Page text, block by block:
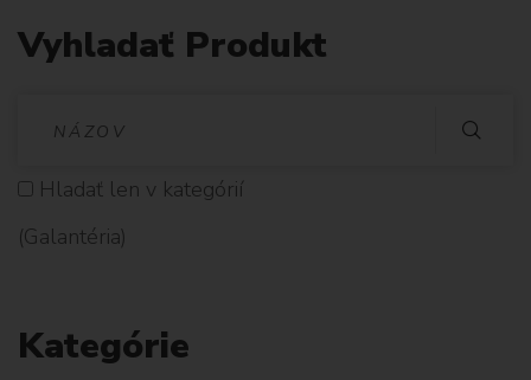
Vyhladať Produkt
D
Hladať len v kategórií
(Galantéria)
Kategórie